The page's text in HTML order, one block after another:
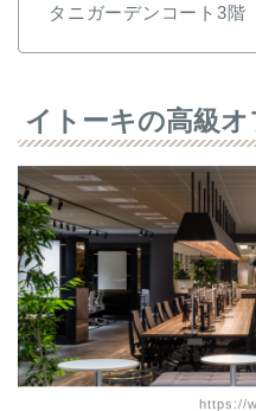
タニガーデンコート3階
イトーキの高級
https://